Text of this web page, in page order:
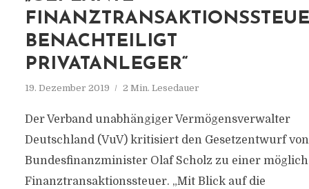
BENACHTEILIGT
PRIVATANLEGER“
19. Dezember 2019 2 Min. Lesedauer
Der Verband unabhängiger Vermögensverwalter
Deutschland (VuV) kritisiert den Gesetzentwurf von
Bundesfinanzminister Olaf Scholz zu einer
Finanztransaktionssteuer. „Mit Blick auf die